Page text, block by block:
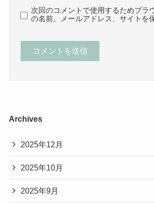
次回のコメントで使用するためブラ
の名前、メールアドレス、サイトを
Archives
2025年12月
2025年10月
2025年9月